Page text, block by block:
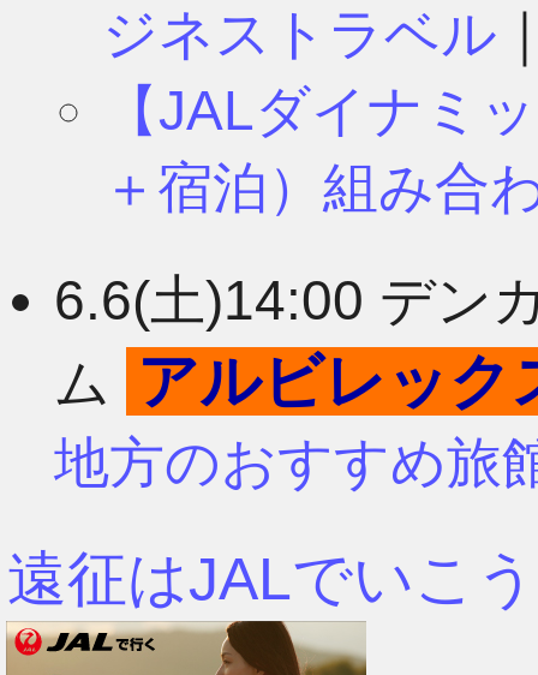
ジネストラベル
【JALダイナミ
＋宿泊）組み合
6.6(土)14:00 デン
ム
アルビレック
地方のおすすめ旅
遠征はJALでいこう